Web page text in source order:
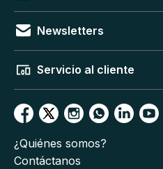
Newsletters
Servicio al cliente
¿Quiénes somos?
Contáctanos